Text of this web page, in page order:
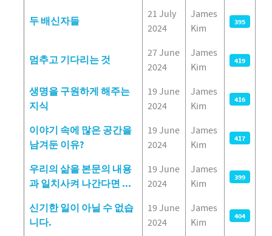
두 배신자들
21 July
2024
James
Kim
395
멈추고 기다리는 것
27 June
2024
James
Kim
419
생명을 구원하게 해주는
지식
19 June
2024
James
Kim
416
이야기 속에 많은 공간을
남겨둔 이유?
19 June
2024
James
Kim
417
우리의 삶을 본문의 내용
과 일치사켜 나간다면 ...
19 June
2024
James
Kim
399
신기한 일이 아닐 수 없습
니다.
19 June
2024
James
Kim
404